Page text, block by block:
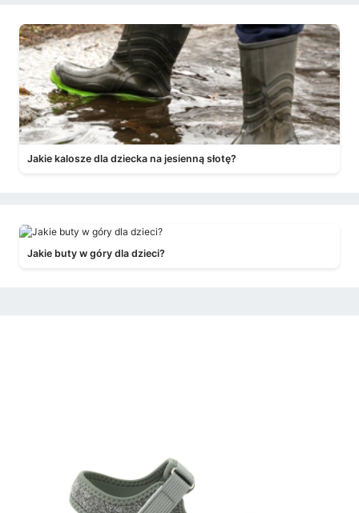
Jakie kalosze dla dziecka na jesienną słotę?
Jakie buty w góry dla dzieci?